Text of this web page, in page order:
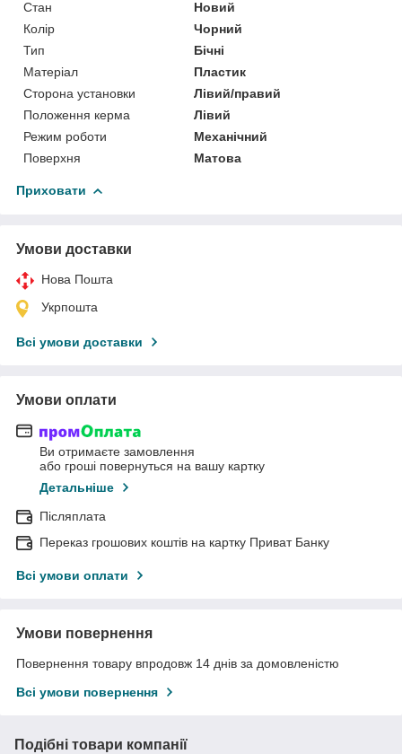
Стан
Новий
Колір
Чорний
Тип
Бічні
Матеріал
Пластик
Сторона установки
Лівий/правий
Положення керма
Лівий
Режим роботи
Механічний
Поверхня
Матова
Приховати
Умови доставки
Нова Пошта
Укрпошта
Всі умови доставки
Умови оплати
Ви отримаєте замовлення
або гроші повернуться на вашу картку
Детальніше
Післяплата
Переказ грошових коштів на картку Приват Банку
Всі умови оплати
Умови повернення
Повернення товару впродовж 14 днів за домовленістю
Всі умови повернення
Подібні товари компанії